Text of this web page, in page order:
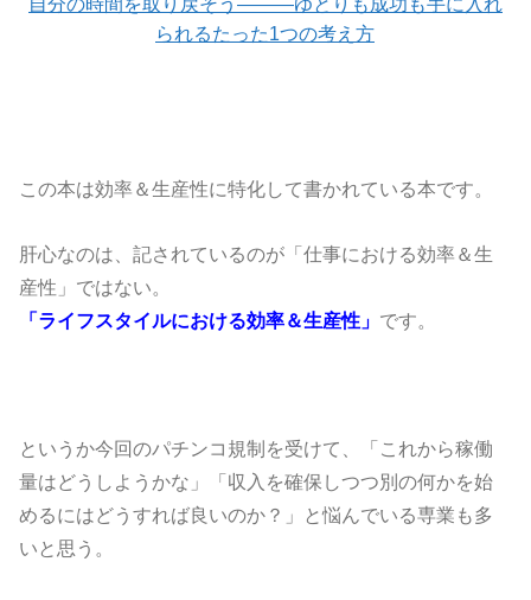
られるたった1つの考え方
この本は効率＆生産性に特化して書かれている本です。
肝心なのは、記されているのが「仕事における効率＆生
産性」ではない。
「ライフスタイルにおける効率＆生産性」 です。
というか今回のパチンコ規制を受けて、「これから稼働
量はどうしようかな」「収入を確保しつつ別の何かを始
めるにはどうすれば良いのか？」と悩んでいる専業も多
いと思う。